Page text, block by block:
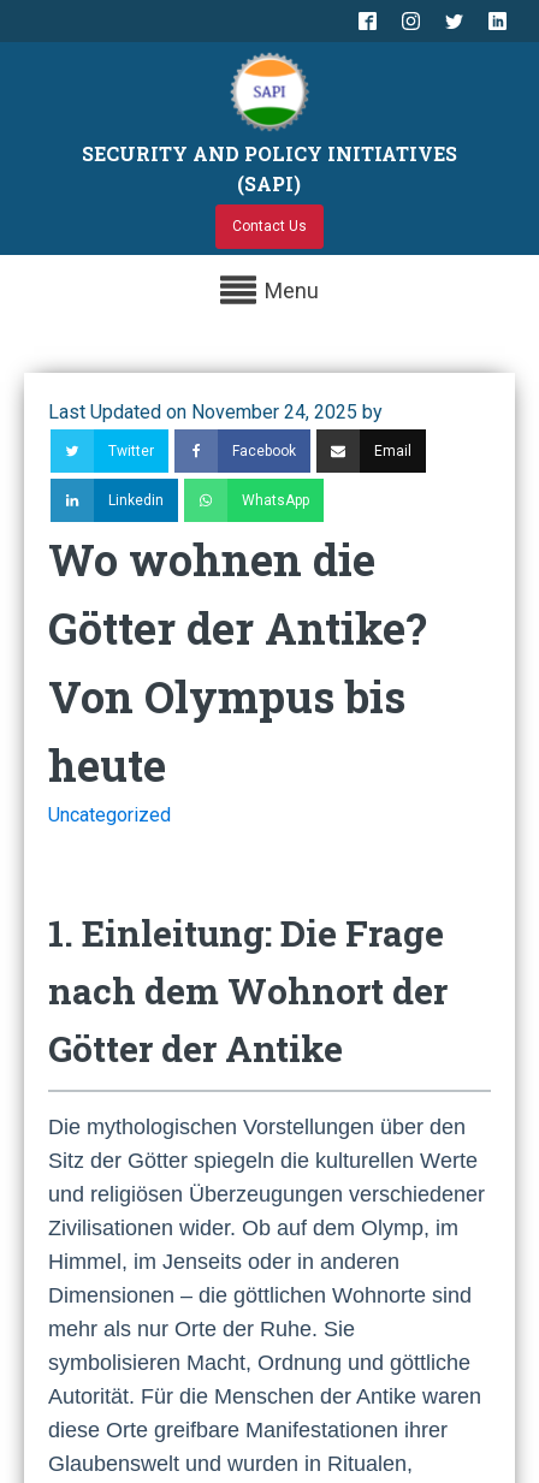
SECURITY AND POLICY INITIATIVES
(SAPI)
Contact Us
Menu
Last Updated on November 24, 2025 by
Twitter Facebook Email
Linkedin WhatsApp
Wo wohnen die
Götter der Antike?
Von Olympus bis
heute
Uncategorized
1. Einleitung: Die Frage
nach dem Wohnort der
Götter der Antike
Die mythologischen Vorstellungen über den
Sitz der Götter spiegeln die kulturellen Werte
und religiösen Überzeugungen verschiedener
Zivilisationen wider. Ob auf dem Olymp, im
Himmel, im Jenseits oder in anderen
Dimensionen – die göttlichen Wohnorte sind
mehr als nur Orte der Ruhe. Sie
symbolisieren Macht, Ordnung und göttliche
Autorität. Für die Menschen der Antike waren
diese Orte greifbare Manifestationen ihrer
Glaubenswelt und wurden in Ritualen,